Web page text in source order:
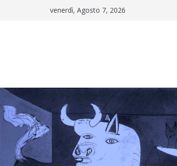
venerdì, Agosto 7, 2026